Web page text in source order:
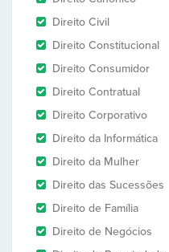
Direito Civil
Direito Constitucional
Direito Consumidor
Direito Contratual
Direito Corporativo
Direito da Informática
Direito da Mulher
Direito das Sucessões
Direito de Família
Direito de Negócios